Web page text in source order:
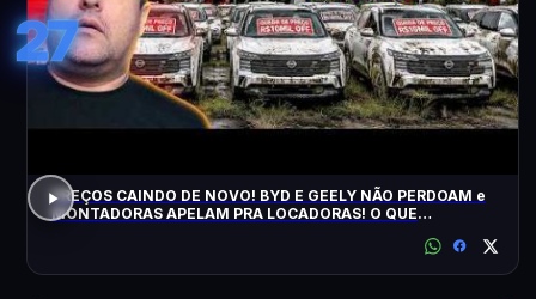
27
PREÇOS CAINDO DE NOVO! BYD E GEELY NÃO PERDOAM e
MONTADORAS APELAM PRA LOCADORAS! O QUE